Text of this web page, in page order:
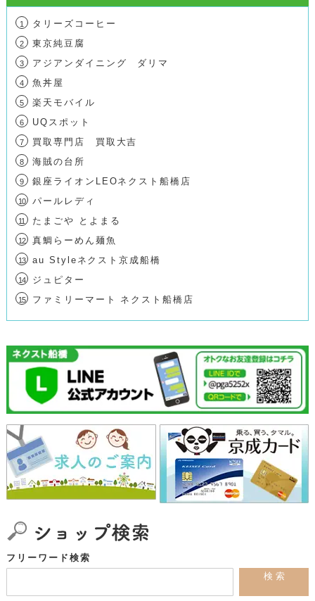
1 タリーズコーヒー
2 東京純豆腐
3 アジアンダイニング ダリマ
4 魚丼屋
5 楽天モバイル
6 UQスポット
7 買取専門店 買取大吉
8 海賊の台所
9 銀座ライオンLEOネクスト船橋店
10 パールレディ
11 たまごや とよまる
12 真鯛らーめん麺魚
13 au Styleネクスト京成船橋
14 ジュピター
15 ファミリーマート ネクスト船橋店
フリーワード検索
検 索